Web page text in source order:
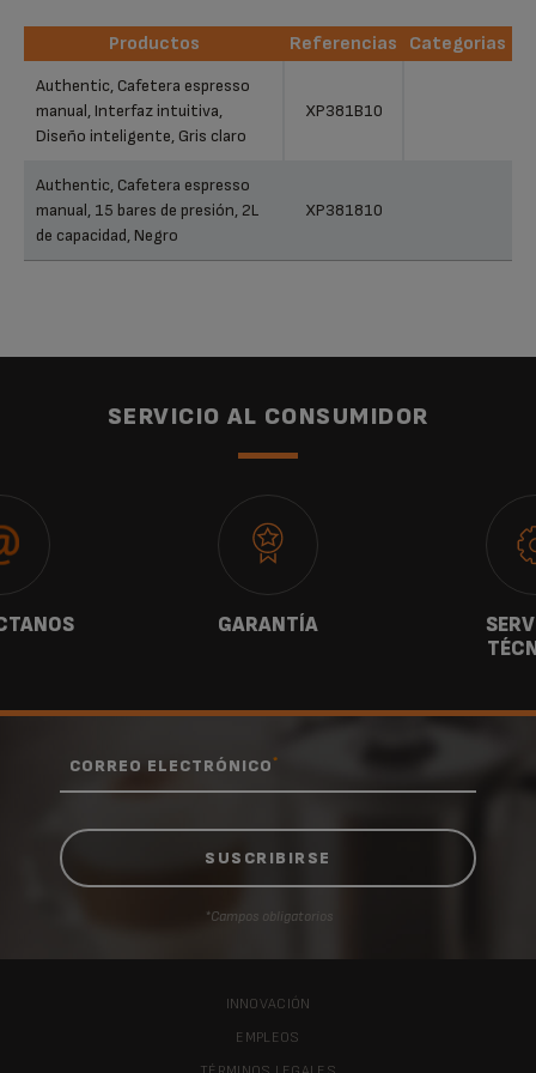
Productos Referencias
Categorias
Productos
Authentic, Cafetera espresso
manual, Interfaz intuitiva,
Diseño inteligente, Gris claro
XP381B10
Authentic, Cafetera espresso
manual, 15 bares de presión, 2L
de capacidad, Negro
XP381810
SERVICIO AL CONSUMIDOR
GARANTÍA
CORREO ELECTRÓNICO*
*Campos obligatorios
INNOVACIÓN
EMPLEOS